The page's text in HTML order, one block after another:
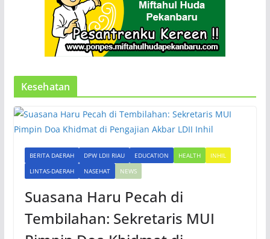
Kesehatan
BERITA DAERAH DPW LDII RIAU EDUCATION HEALTH
INHIL
LINTAS-DAERAH
NASEHAT NEWS
Suasana Haru Pecah di
Tembilahan: Sekretaris MUI